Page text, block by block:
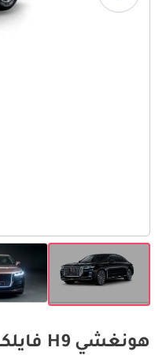
هونغشي H9 فايلكس 2.0T المواصفات الأساسية